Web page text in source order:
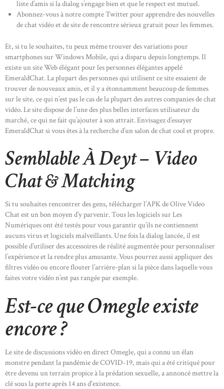
liste d’amis si la dialog s’engage bien et que le respect est mutuel.
Abonnez-vous à notre compte Twitter pour apprendre des nouvelles
de chat vidéo et de site de rencontre sérieux gratuit pour les femmes.
Et, si tu le souhaites, tu peux même trouver des variations pour
smartphones sur Windows Mobile, qui a disparu depuis longtemps. Il
existe un site Web élégant pour les personnes élégantes appelé
EmeraldChat. La plupart des personnes qui utilisent ce site essaient de
trouver de nouveaux amis, et il y a étonnamment beaucoup de femmes
sur le site, ce qui n’est pas le cas de la plupart des autres companies de chat
vidéo. Le site dispose de l’une des plus belles interfaces utilisateur du
marché, ce qui ne fait qu’ajouter à son attrait. Envisagez d’essayer
EmeraldChat si vous êtes à la recherche d’un salon de chat cool et propre.
Semblable À Deyt – Video
Chat & Matching
Si tu souhaites rencontrer des gens, télécharger l’APK de Olive Video
Chat est un bon moyen d’y parvenir. Tous les logiciels sur Les
Numériques ont été testés pour vous garantir qu’ils ne contiennent
aucuns virus et logiciels malveillants. Une fois la dialog lancée, il est
possible d’utiliser des accessoires de réalité augmentée pour personnaliser
l’expérience et la rendre plus amusante. Vous pourrez aussi appliquer des
filtres vidéo ou encore flouter l’arrière-plan si la pièce dans laquelle vous
faites votre vidéo n’est pas rangée par exemple.
Est-ce que Omegle existe
encore ?
Le site de discussions vidéo en direct Omegle, qui a connu un élan
monstre pendant la pandémie de COVID-19, mais qui a été critiqué pour
être devenu un terrain propice à la prédation sexuelle, a annoncé mettre la
clé sous la porte après 14 ans d'existence.